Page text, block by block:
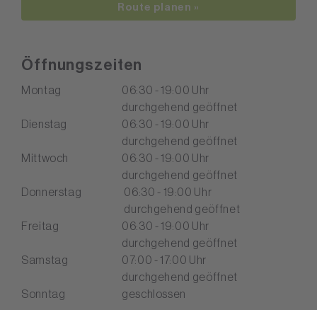
Route planen »
Öffnungszeiten
Montag
06:30 - 19:00 Uhr
durchgehend geöffnet
Dienstag
06:30 - 19:00 Uhr
durchgehend geöffnet
Mittwoch
06:30 - 19:00 Uhr
durchgehend geöffnet
Donnerstag
06:30 - 19:00 Uhr
durchgehend geöffnet
Freitag
06:30 - 19:00 Uhr
durchgehend geöffnet
Samstag
07:00 - 17:00 Uhr
durchgehend geöffnet
Sonntag
geschlossen